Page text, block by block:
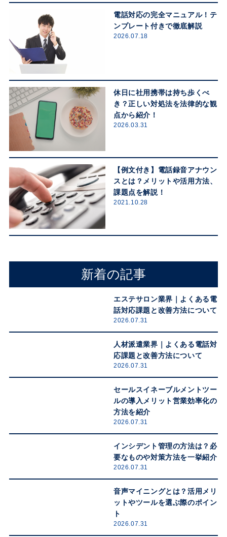
電話対応の完全マニュアル！テ
ンプレート付きで徹底解説
2026.07.18
休日に社用携帯は持ち歩くべ
き？正しい対処法を法律的な観
点から紹介！
2026.03.31
【例文付き】電話録音アナウン
スとは？メリットや活用方法、
課題点を解説！
2021.10.28
新着の記事
エステサロン業界｜よくある電
話対応課題と改善方法について
2026.07.31
人材派遣業界｜よくある電話対
応課題と改善方法について
2026.07.31
セールスイネーブルメントツー
ルの導入メリット営業効率化の
方法を紹介
2026.07.31
インシデント管理の方法は？必
要なものや対策方法を一挙紹介
2026.07.31
音声マイニングとは？活用メリ
ットやツールを選ぶ際のポイン
ト
2026.07.31